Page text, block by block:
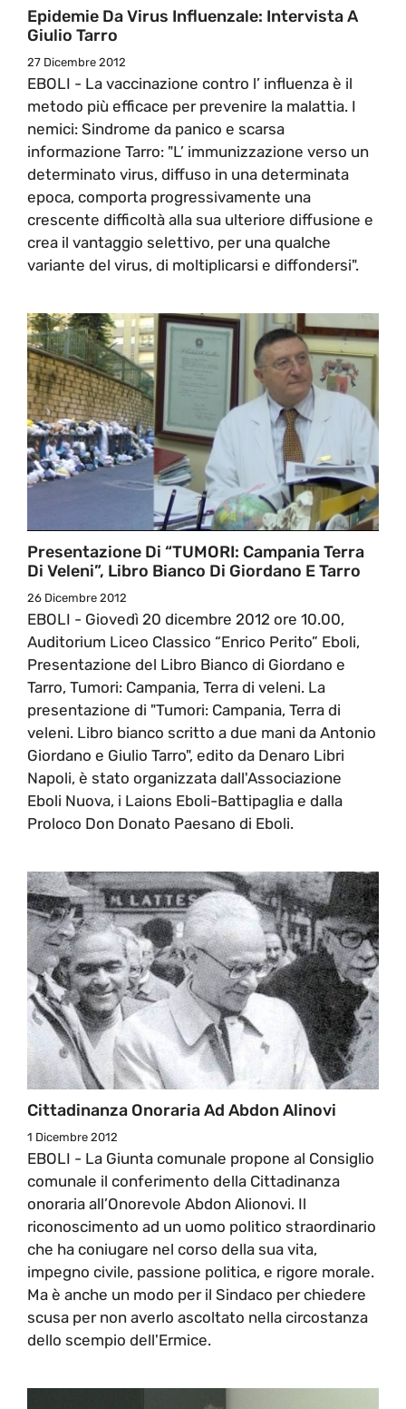
Epidemie Da Virus Influenzale: Intervista A
Giulio Tarro
27 Dicembre 2012
EBOLI - La vaccinazione contro l’ influenza è il
metodo più efficace per prevenire la malattia. I
nemici: Sindrome da panico e scarsa
informazione Tarro: "L’ immunizzazione verso un
determinato virus, diffuso in una determinata
epoca, comporta progressivamente una
crescente difficoltà alla sua ulteriore diffusione e
crea il vantaggio selettivo, per una qualche
variante del virus, di moltiplicarsi e diffondersi".
Presentazione Di “TUMORI: Campania Terra
Di Veleni”, Libro Bianco Di Giordano E Tarro
26 Dicembre 2012
EBOLI - Giovedì 20 dicembre 2012 ore 10.00,
Auditorium Liceo Classico “Enrico Perito” Eboli,
Presentazione del Libro Bianco di Giordano e
Tarro, Tumori: Campania, Terra di veleni. La
presentazione di "Tumori: Campania, Terra di
veleni. Libro bianco scritto a due mani da Antonio
Giordano e Giulio Tarro", edito da Denaro Libri
Napoli, è stato organizzata dall'Associazione
Eboli Nuova, i Laions Eboli-Battipaglia e dalla
Proloco Don Donato Paesano di Eboli.
Cittadinanza Onoraria Ad Abdon Alinovi
1 Dicembre 2012
EBOLI - La Giunta comunale propone al Consiglio
comunale il conferimento della Cittadinanza
onoraria all’Onorevole Abdon Alionovi. Il
riconoscimento ad un uomo politico straordinario
che ha coniugare nel corso della sua vita,
impegno civile, passione politica, e rigore morale.
Ma è anche un modo per il Sindaco per chiedere
scusa per non averlo ascoltato nella circostanza
dello scempio dell'Ermice.